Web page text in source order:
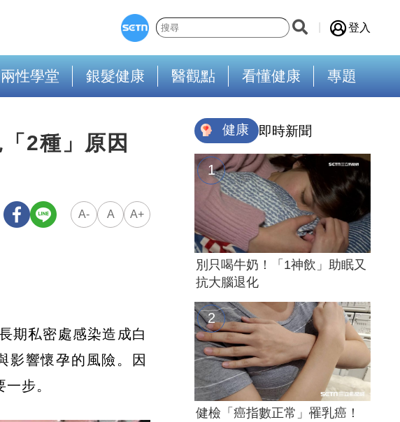
登入
兩性學堂 銀髮健康 醫觀點 看懂健康 專題
2種」原因
A- A A+
期私密處感染造成白
影響懷孕的風險。因
步。
健康 即時新聞
別只喝牛奶！「1神飲」助眠又
抗大腦退化
健檢「癌指數正常」罹乳癌！